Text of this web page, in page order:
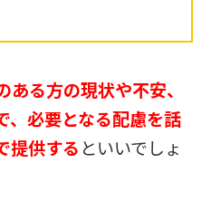
ある方の現状や不安、
、必要となる配慮を話
提供する といいでしょ